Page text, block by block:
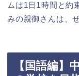
ムは1日1時間と約
みの親御さんは、
【国語編】